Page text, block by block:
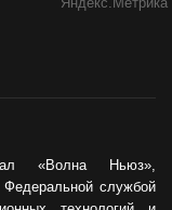
«Волна Ньюз»,
службой